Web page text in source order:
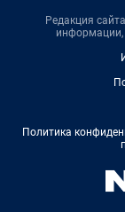
Редакция
информации,
Политика